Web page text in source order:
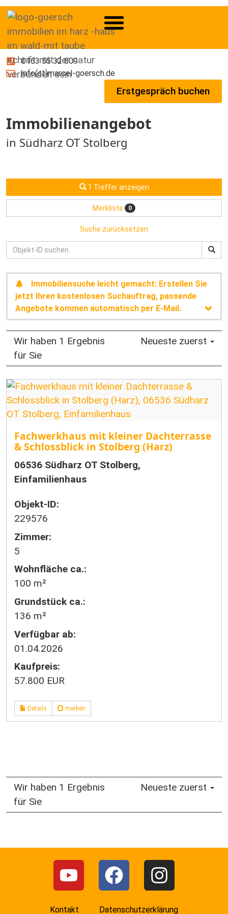
0163 55 32 809
info(at)marcel-goersch.de
Erstgespräch buchen
Immobilien­angebot
in Südharz OT Stolberg
1 Treffer anzeigen
Merkliste 0
Suche zurücksetzen
Immobiliensuche leicht gemacht: Erstellen Sie
jetzt Ihren kostenlosen Suchauftrag, passende
Angebote kommen automatisch per E-Mail.
Wir haben 1 Ergebnis
für Sie
Neueste zuerst
Fachwerkhaus mit kleiner Dachterrasse
& Schlossblick in Stolberg (Harz)
06536 Südharz OT Stolberg,
Einfamilienhaus
Objekt-ID:
229576
Zimmer:
5
Wohnfläche ca.:
100 m²
Grund­stück ca.:
136 m²
Verfügbar ab:
01.04.2026
Kaufpreis:
57.800 EUR
Details merken
Wir haben 1 Ergebnis
für Sie
Neueste zuerst
Kontakt Datenschutzerklärung